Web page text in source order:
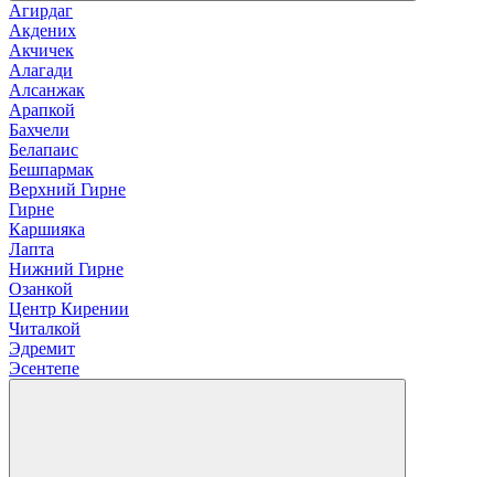
Агирдаг
Акдених
Акчичек
Алагади
Алсанжак
Арапкой
Бахчели
Белапаис
Бешпармак
Верхний Гирне
Гирне
Каршияка
Лапта
Нижний Гирне
Озанкой
Центр Кирении
Читалкой
Эдремит
Эсентепе